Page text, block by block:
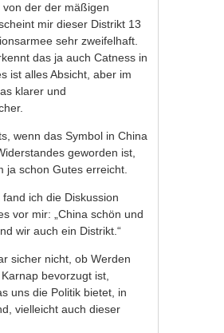
von der der mäßigen
mir dieser Distrikt 13
sehr zweifelhaft.
das ja auch Catness in
ist alles Absicht, aber im
klarer und
wenn das Symbol in China
geworden ist,
ja schon Gutes erreicht.
ich die Diskussion
vor mir: „China schön und
wir auch ein Distrikt.“
sicher nicht, ob Werden
bevorzugt ist,
uns die Politik bietet, in
vielleicht auch dieser